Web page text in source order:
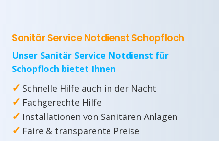
Sanitär Service Notdienst Schopfloch
Unser Sanitär Service Notdienst für
Schopfloch bietet Ihnen
✓ Schnelle Hilfe auch in der Nacht
✓ Fachgerechte Hilfe
✓ Installationen von Sanitären Anlagen
✓ Faire & transparente Preise